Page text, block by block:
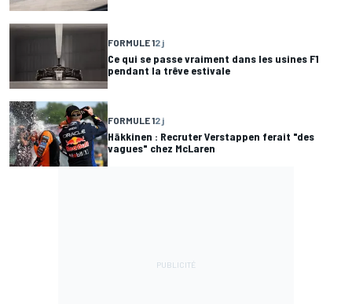
FORMULE 12 j
Ce qui se passe vraiment dans les usines F1
pendant la trêve estivale
FORMULE 12 j
Häkkinen : Recruter Verstappen ferait "des
vagues" chez McLaren